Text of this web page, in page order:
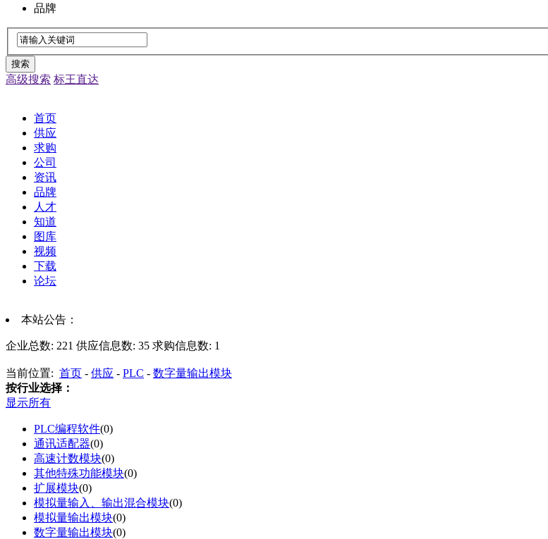
品牌
搜索
高级搜索 标王直达
首页
供应
求购
公司
资讯
品牌
人才
知道
图库
视频
下载
论坛
本站公告：
企业总数: 221 供应信息数: 35 求购信息数: 1
当前位置: 首页 - 供应 - PLC - 数字量输出模块
按行业选择：
显示所有
PLC编程软件(0)
通讯适配器(0)
高速计数模块(0)
其他特殊功能模块(0)
扩展模块(0)
模拟量输入、输出混合模块(0)
模拟量输出模块(0)
数字量输出模块(0)